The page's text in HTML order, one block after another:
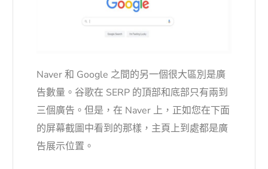
Naver 和 Google 之間的另一個很大區別是廣
告數量。谷歌在 SERP 的頂部和底部只有兩到
三個廣告。但是，在 Naver 上，正如您在下面
的屏幕截圖中看到的那樣，主頁上到處都是廣
告展示位置。